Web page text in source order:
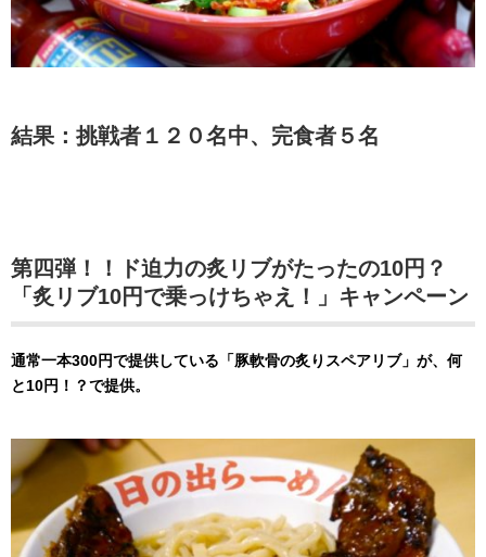
結果：挑戦者１２０名中、完食者５名
第四弾！！ド迫力の炙リブがたったの10円？
「炙リブ10円で乗っけちゃえ！」キャンペーン
通常一本300円で提供している「豚軟骨の炙りスペアリブ」が、何
と10円！？で提供。